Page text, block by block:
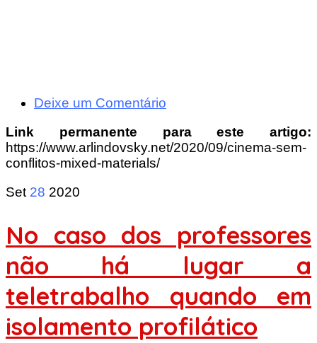
Deixe um Comentário
Link permanente para este artigo:
https://www.arlindovsky.net/2020/09/cinema-sem-
conflitos-mixed-materials/
Set 28 2020
No caso dos professores
não há lugar a
teletrabalho quando em
isolamento profilático